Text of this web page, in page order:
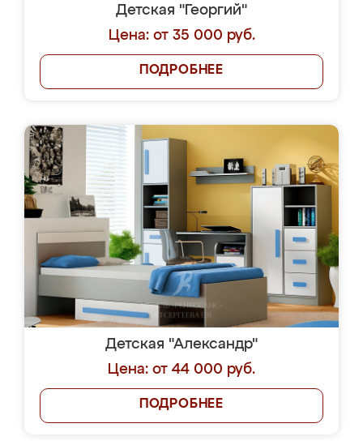
Детская "Георгий"
Цена: от 35 000 руб.
ПОДРОБНЕЕ
Детская "Александр"
Цена: от 44 000 руб.
ПОДРОБНЕЕ